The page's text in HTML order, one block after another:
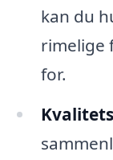
kan du
rimelige
for.